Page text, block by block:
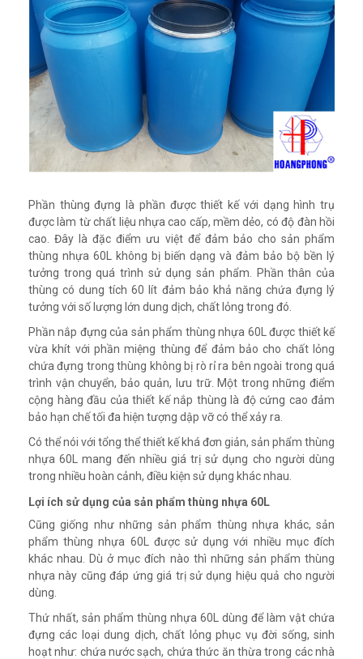
Phần thùng đựng là phần được thiết kế với dạng hình trụ
được làm từ chất liệu nhựa cao cấp, mềm dẻo, có độ đàn hồi
cao. Đây là đặc điểm ưu việt để đảm bảo cho sản phẩm
thùng nhựa 60L không bị biến dạng và đảm bảo bộ bền lý
tưởng trong quá trình sử dụng sản phẩm. Phần thân của
thùng có dung tích 60 lít đảm bảo khả năng chứa đựng lý
tưởng với số lượng lớn dung dịch, chất lỏng trong đó.
Phần nắp đựng của sản phẩm thùng nhựa 60L được thiết kế
vừa khít với phần miệng thùng để đảm bảo cho chất lỏng
chứa đựng trong thùng không bị rò rỉ ra bên ngoài trong quá
trình vận chuyển, bảo quản, lưu trữ. Một trong những điểm
cộng hàng đầu của thiết kế nắp thùng là độ cứng cao đảm
bảo hạn chế tối đa hiện tượng dập vỡ có thể xảy ra.
Có thể nói với tổng thể thiết kế khá đơn giản, sản phẩm thùng
nhựa 60L mang đến nhiều giá trị sử dụng cho người dùng
trong nhiều hoàn cảnh, điều kiện sử dụng khác nhau.
Lợi ích sử dụng của sản phẩm thùng nhựa 60L
Cũng giống như những sản phẩm thùng nhựa khác, sản
phẩm thùng nhựa 60L được sử dụng với nhiều mục đích
khác nhau. Dù ở mục đích nào thì những sản phẩm thùng
nhựa này cũng đáp ứng giá trị sử dụng hiệu quả cho người
dùng.
Thứ nhất, sản phẩm thùng nhựa 60L dùng để làm vật chứa
đựng các loại dung dịch, chất lỏng phục vụ đời sống, sinh
hoạt như: chứa nước sạch, chứa thức ăn thừa trong các nhà